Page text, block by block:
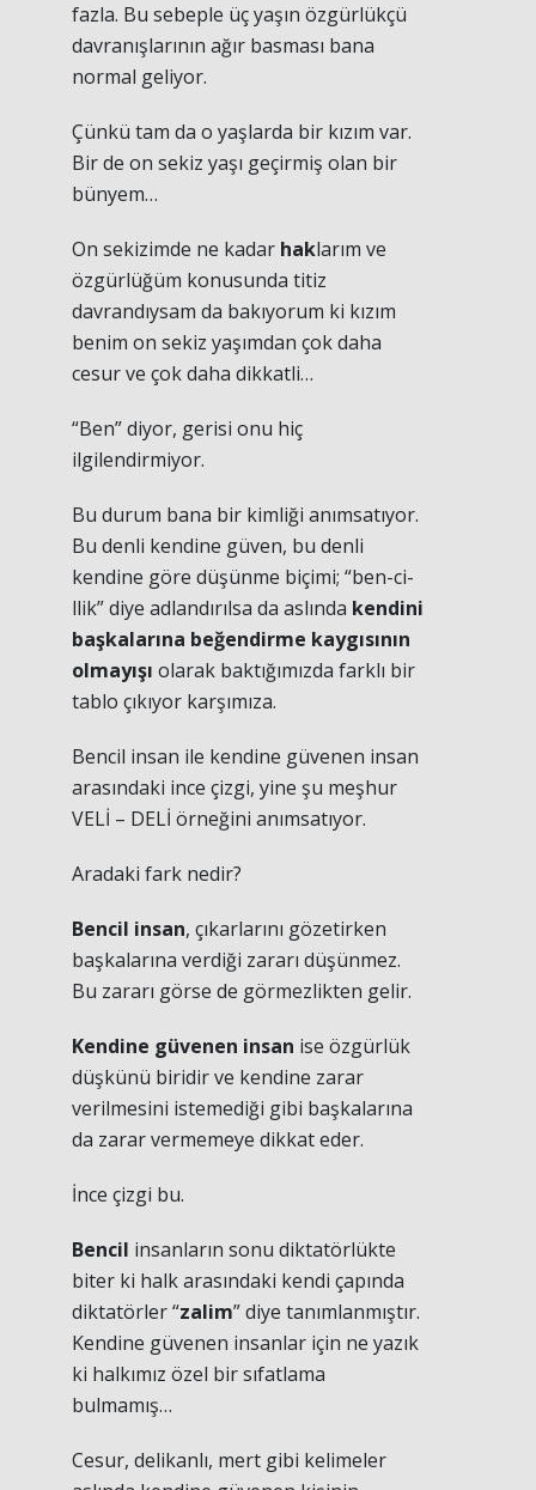
fazla. Bu sebeple üç yaşın özgürlükçü
davranışlarının ağır basması bana
normal geliyor.
Çünkü tam da o yaşlarda bir kızım var.
Bir de on sekiz yaşı geçirmiş olan bir
bünyem…
On sekizimde ne kadar haklarım ve
özgürlüğüm konusunda titiz
davrandıysam da bakıyorum ki kızım
benim on sekiz yaşımdan çok daha
cesur ve çok daha dikkatli…
“Ben” diyor, gerisi onu hiç
ilgilendirmiyor.
Bu durum bana bir kimliği anımsatıyor.
Bu denli kendine güven, bu denli
kendine göre düşünme biçimi; “ben-ci-
llik” diye adlandırılsa da aslında kendini
başkalarına beğendirme kaygısının
olmayışı olarak baktığımızda farklı bir
tablo çıkıyor karşımıza.
Bencil insan ile kendine güvenen insan
arasındaki ince çizgi, yine şu meşhur
VELİ – DELİ örneğini anımsatıyor.
Aradaki fark nedir?
Bencil insan, çıkarlarını gözetirken
başkalarına verdiği zararı düşünmez.
Bu zararı görse de görmezlikten gelir.
Kendine güvenen insan ise özgürlük
düşkünü biridir ve kendine zarar
verilmesini istemediği gibi başkalarına
da zarar vermemeye dikkat eder.
İnce çizgi bu.
Bencil insanların sonu diktatörlükte
biter ki halk arasındaki kendi çapında
diktatörler “zalim” diye tanımlanmıştır.
Kendine güvenen insanlar için ne yazık
ki halkımız özel bir sıfatlama
bulmamış…
Cesur, delikanlı, mert gibi kelimeler